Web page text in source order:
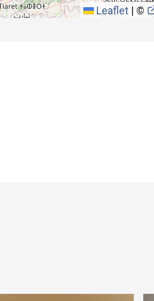
Leaflet | ©